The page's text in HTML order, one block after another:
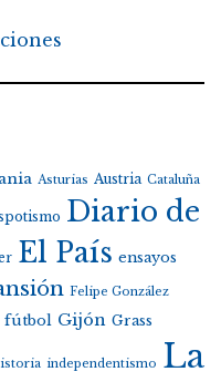
Asturias Austria Cataluña
Diario de
El País ensayos
Felipe González
fútbol Gijón Grass
independentismo La